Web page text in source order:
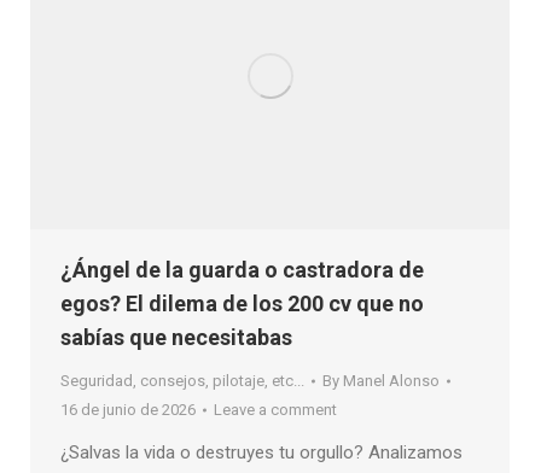
¿Ángel de la guarda o castradora de
egos? El dilema de los 200 cv que no
sabías que necesitabas
Seguridad, consejos, pilotaje, etc... By Manel Alonso
16 de junio de 2026
Leave a comment
¿Salvas la vida o destruyes tu orgullo? Analizamos